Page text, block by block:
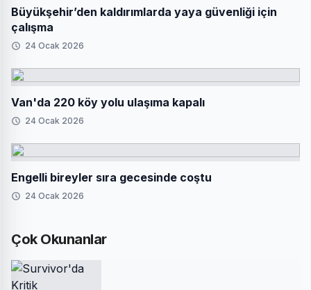
Büyükşehir’den kaldırımlarda yaya güvenliği için
çalışma
24 Ocak 2026
Van'da 220 köy yolu ulaşıma kapalı
24 Ocak 2026
Engelli bireyler sıra gecesinde coştu
24 Ocak 2026
Çok Okunanlar